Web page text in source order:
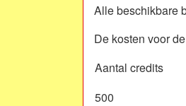
Alle beschikbare
De kosten voor
Aantal credits
500